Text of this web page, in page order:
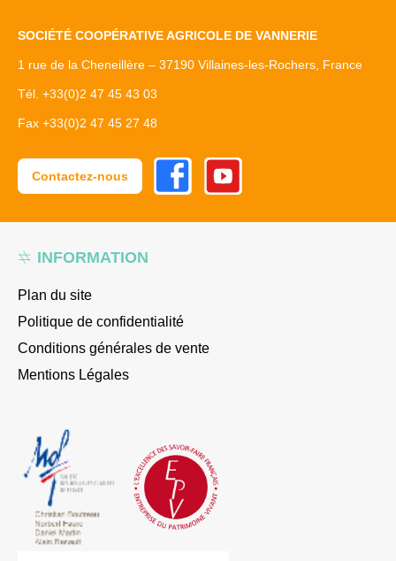
INFORMATION
Plan du site
Politique de confidentialité
Conditions générales de vente
Mentions Légales
SOCIÉTÉ COOPÉRATIVE AGRICOLE DE VANNERIE
1 rue de la Cheneillère – 37190 Villaines-les-Rochers, France
Tél. +33(0)2 47 45 43 03
Fax +33(0)2 47 45 27 48
Contactez-nous
FacebookYoutube